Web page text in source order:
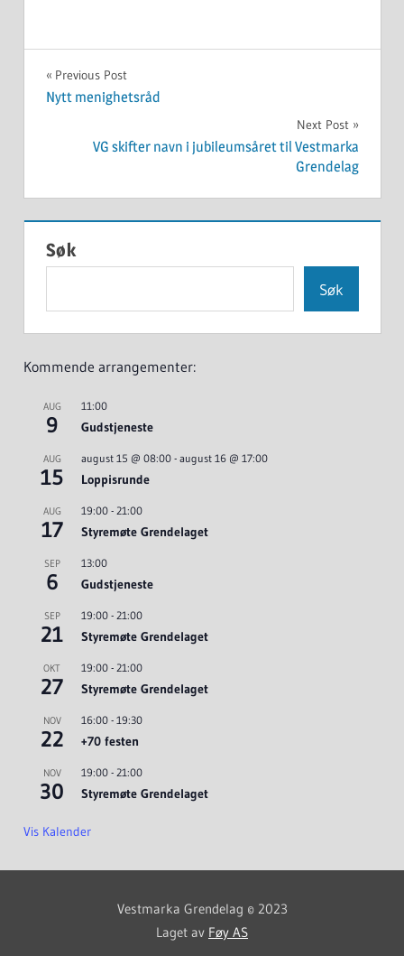
UKATEGORISERT
Innleggsnavigasjon
Previous Post
Nytt menighetsråd
Next Post
VG skifter navn i jubileumsåret til Vestmarka
Grendelag
Søk
Søk
Kommende arrangementer:
AUG
9
11:00
Gudstjeneste
AUG
15
august 15 @ 08:00- august 16 @ 17:00
Loppisrunde
AUG
17
19:00- 21:00
Styremøte Grendelaget
SEP
6
13:00
Gudstjeneste
SEP
21
19:00- 21:00
Styremøte Grendelaget
OKT
27
19:00- 21:00
Styremøte Grendelaget
NOV
22
16:00- 19:30
+70 festen
NOV
30
19:00- 21:00
Styremøte Grendelaget
Vis Kalender
Vestmarka Grendelag © 2023
Laget av Føy AS